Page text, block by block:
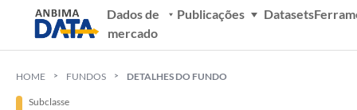
Dados de
mercado
Publicações Datasets
HOME FUNDOS DETALHES DO FUNDO
Subclasse